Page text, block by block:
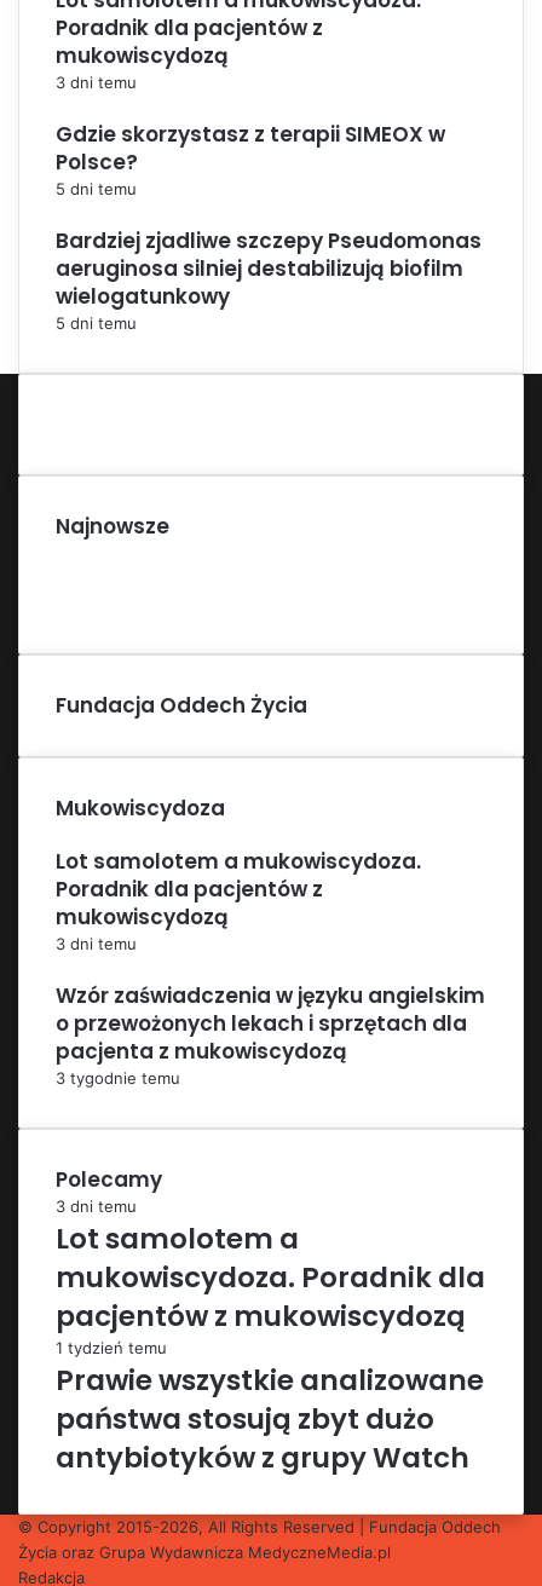
Poradnik dla pacjentów z
mukowiscydozą
3 dni temu
Gdzie skorzystasz z terapii SIMEOX w
Polsce?
5 dni temu
Bardziej zjadliwe szczepy Pseudomonas
aeruginosa silniej destabilizują biofilm
wielogatunkowy
5 dni temu
Najnowsze
Fundacja Oddech Życia
Mukowiscydoza
Lot samolotem a mukowiscydoza.
Poradnik dla pacjentów z
mukowiscydozą
3 dni temu
Wzór zaświadczenia w języku angielskim
o przewożonych lekach i sprzętach dla
pacjenta z mukowiscydozą
3 tygodnie temu
Polecamy
3 dni temu
Lot samolotem a
mukowiscydoza. Poradnik dla
pacjentów z mukowiscydozą
1 tydzień temu
Prawie wszystkie analizowane
państwa stosują zbyt dużo
antybiotyków z grupy Watch
© Copyright 2015-2026, All Rights Reserved | Fundacja Oddech
Życia oraz Grupa Wydawnicza MedyczneMedia.pl
Redakcja